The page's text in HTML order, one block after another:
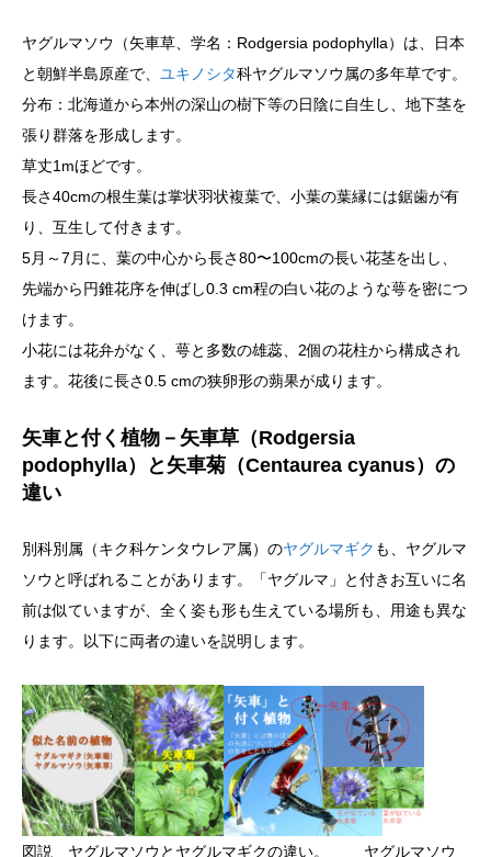
ヤグルマソウ（矢車草、学名：Rodgersia podophylla）は、日本
と朝鮮半島原産で、 ユキノシタ科ヤグルマソウ属の多年草です。
分布：北海道から本州の深山の樹下等の日陰に自生し、地下茎を
張り群落を形成します。
草丈1mほどです。
長さ40cmの根生葉は掌状羽状複葉で、小葉の葉縁には鋸歯が有
り、互生して付きます。
5月～7月に、葉の中心から長さ80〜100cmの長い花茎を出し、
先端から円錐花序を伸ばし0.3 cm程の白い花のような萼を密につ
けます。
小花には花弁がなく、萼と多数の雄蕊、2個の花柱から構成され
ます。花後に長さ0.5 cmの狭卵形の蒴果が成ります。
矢車と付く植物－矢車草（Rodgersia
podophylla）と矢車菊（Centaurea cyanus）の
違い
別科別属（キク科ケンタウレア属）のヤグルマギク も、ヤグルマ
ソウと呼ばれることがあります。「ヤグルマ」と付きお互いに名
前は似ていますが、全く姿も形も生えている場所も、用途も異な
ります。以下に両者の違いを説明します。
図説 ヤグルマソウとヤグルマギクの違い。 ヤグルマソウ